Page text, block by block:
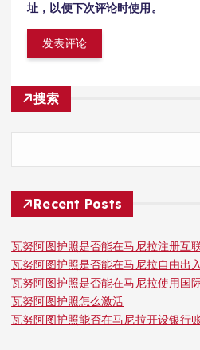
址，以便下次评论时使用。
搜索
Recent Posts
瓦努阿图护照是否能在马尼拉注册互
瓦努阿图护照是否能在马尼拉自由出
瓦努阿图护照是否能在马尼拉使用国
瓦努阿图护照怎么激活
瓦努阿图护照能否在马尼拉开设银行